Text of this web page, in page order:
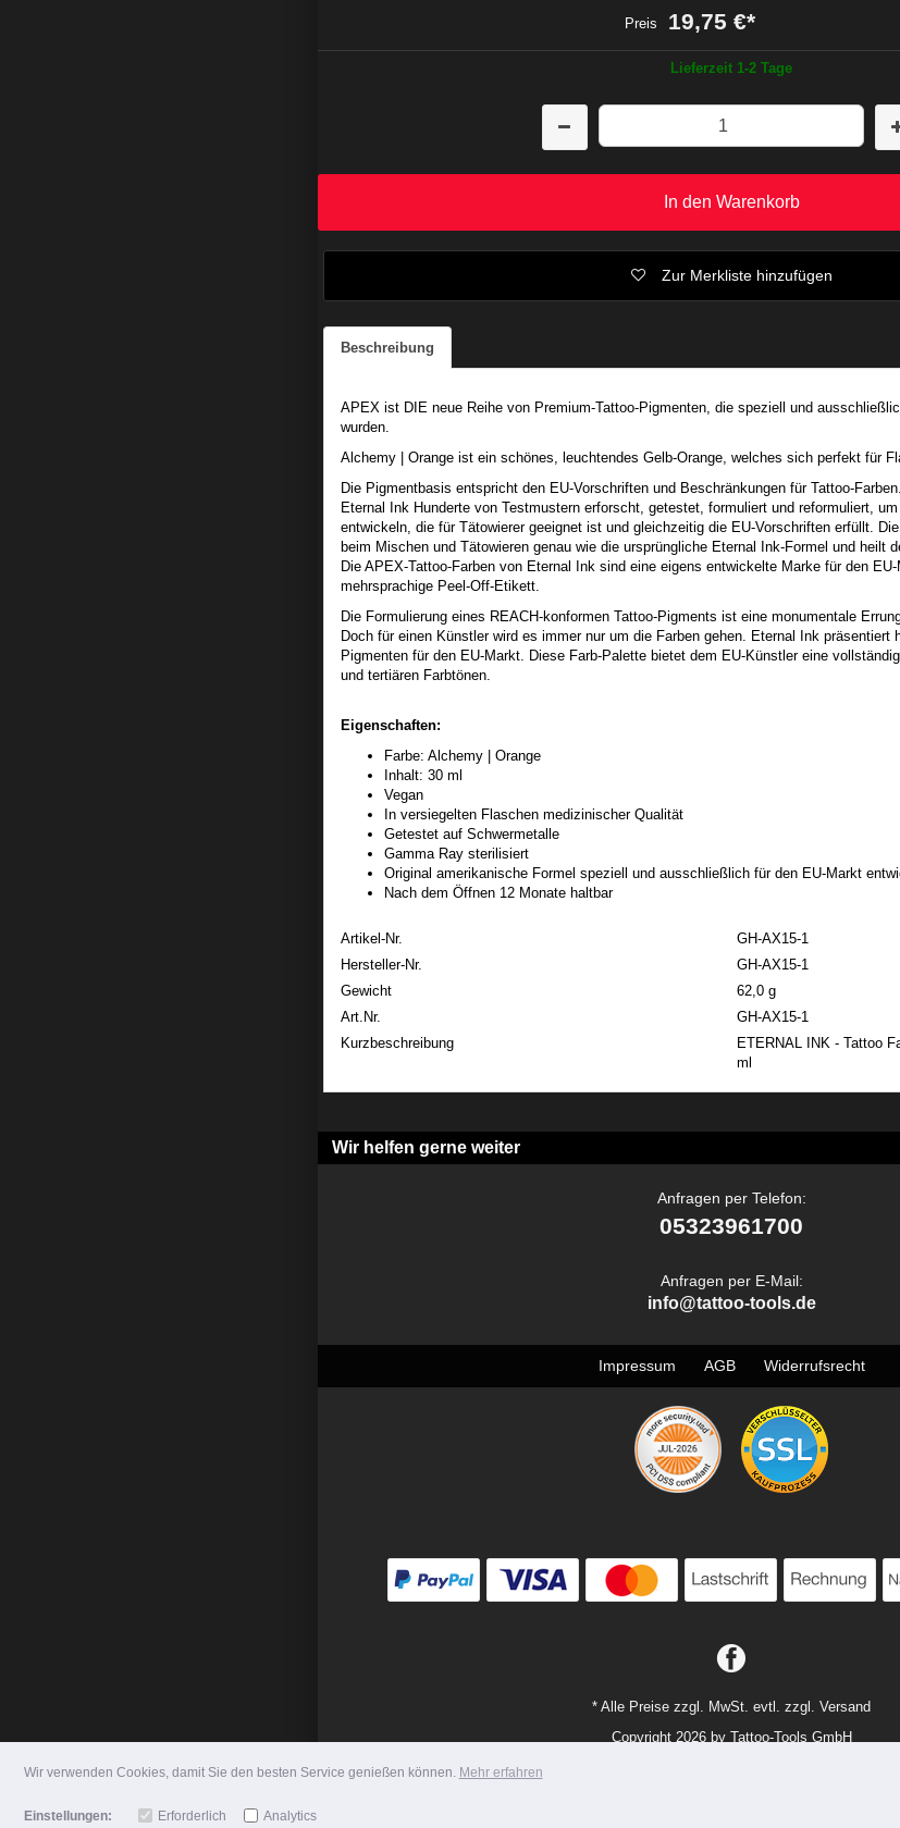
Wir verwenden Cookies, damit Sie den besten Service genießen können. Mehr erfahren
Einstellungen: Erforderlich Analytics
Preis 19,75 €*
Lieferzeit 1-2 Tage
In den Warenkorb
Zur Merkliste hinzufügen
Beschreibung
APEX ist DIE neue Reihe von Premium-Tattoo-Pigmenten, die speziell und
wurden.
Alchemy | Orange ist ein schönes, leuchtendes Gelb-Orange, welches sich perfekt für
Die Pigmentbasis entspricht den EU-Vorschriften und Beschränkungen für Tattoo-
Eternal Ink Hunderte von Testmustern erforscht, getestet, formuliert und reformuliert,
entwickeln, die für Tätowierer geeignet ist und gleichzeitig die EU-Vorschriften erfüllt.
beim Mischen und Tätowieren genau wie die ursprüngliche Eternal Ink-Formel und heilt
Die APEX-Tattoo-Farben von Eternal Ink sind eine eigens entwickelte Marke für den
mehrsprachige Peel-Off-Etikett.
Die Formulierung eines REACH-konformen Tattoo-Pigments ist eine monumentale
Doch für einen Künstler wird es immer nur um die Farben gehen. Eternal Ink präsentiert
Pigmenten für den EU-Markt. Diese Farb-Palette bietet dem EU-Künstler eine
und tertiären Farbtönen.
Eigenschaften:
Farbe: Alchemy | Orange
Inhalt: 30 ml
Vegan
In versiegelten Flaschen medizinischer Qualität
Getestet auf Schwermetalle
Gamma Ray sterilisiert
Original amerikanische Formel speziell und ausschließlich für den EU-Markt
Nach dem Öffnen 12 Monate haltbar
Artikel-Nr.
GH-AX15-1
Hersteller-Nr.
GH-AX15-1
Gewicht
62,0 g
Art.Nr.
GH-AX15-1
Kurzbeschreibung
ETERNAL INK - Tattoo
ml
Wir helfen gerne weiter
Anfragen per Telefon:
05323961700
Anfragen per E-Mail:
info@tattoo-tools.de
Impressum AGB Widerrufsrecht
* Alle Preise zzgl. MwSt. evtl. zzgl. Versand
Copyright 2026 by Tattoo-Tools GmbH